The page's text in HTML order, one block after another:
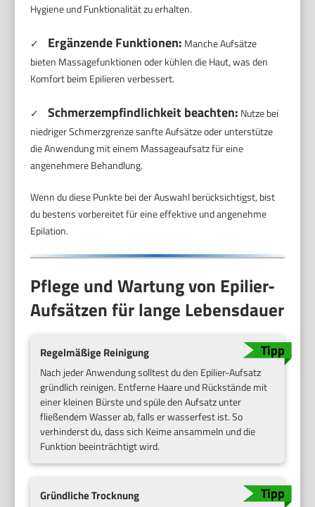
Hygiene und Funktionalität zu erhalten.
✓ Ergänzende Funktionen: Manche Aufsätze
bieten Massagefunktionen oder kühlen die Haut, was den
Komfort beim Epilieren verbessert.
✓ Schmerzempfindlichkeit beachten: Nutze bei
niedriger Schmerzgrenze sanfte Aufsätze oder unterstütze
die Anwendung mit einem Massageaufsatz für eine
angenehmere Behandlung.
Wenn du diese Punkte bei der Auswahl berücksichtigst, bist
du bestens vorbereitet für eine effektive und angenehme
Epilation.
Pflege und Wartung von Epilier-
Aufsätzen für lange Lebensdauer
Regelmäßige Reinigung
Nach jeder Anwendung solltest du den Epilier-Aufsatz
gründlich reinigen. Entferne Haare und Rückstände mit
einer kleinen Bürste und spüle den Aufsatz unter
fließendem Wasser ab, falls er wasserfest ist. So
verhinderst du, dass sich Keime ansammeln und die
Funktion beeinträchtigt wird.
Gründliche Trocknung